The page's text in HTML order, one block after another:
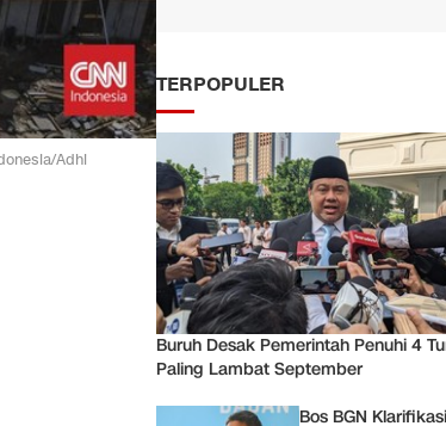
Adhi
TERPOPULER
Buruh Desak Pemerintah Penuhi 4
Paling Lambat September
Bos BGN